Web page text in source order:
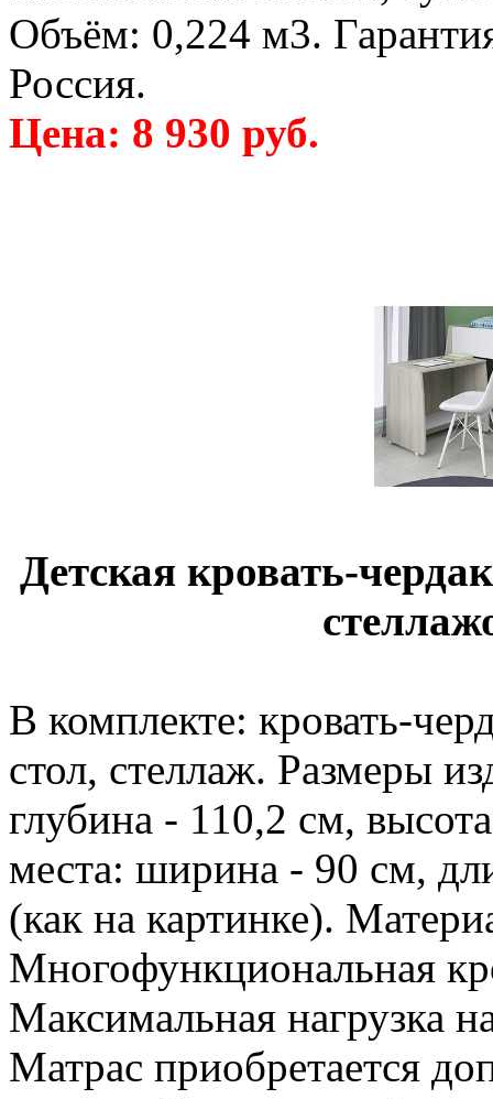
Объём: 0,224 м3.
Россия.
Цена: 8 930 руб.
Детская кровать-
В комплекте: кровать-
стол, стеллаж. Размеры
глубина - 110,2 см,
места: ширина - 90 см,
(как на картинке).
Многофункциональная
Максимальная нагрузка
Матрас приобретается